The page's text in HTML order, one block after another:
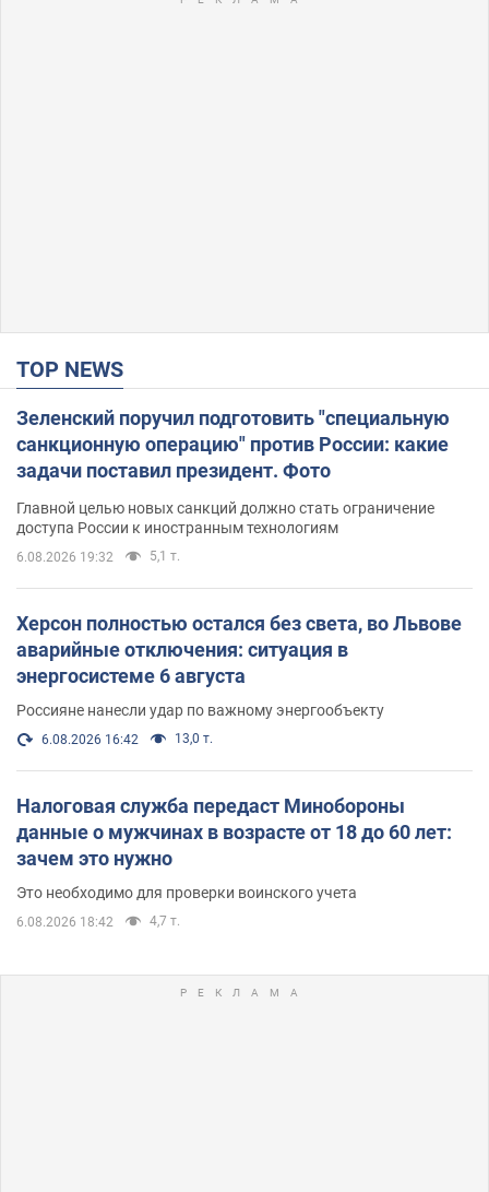
TOP NEWS
Зеленский поручил подготовить "специальную
санкционную операцию" против России: какие
задачи поставил президент. Фото
Главной целью новых санкций должно стать ограничение
доступа России к иностранным технологиям
6.08.2026 19:32 5,1 т.
Херсон полностью остался без света, во Львове
аварийные отключения: ситуация в
энергосистеме 6 августа
Россияне нанесли удар по важному энергообъекту
6.08.2026 16:42 13,0 т.
Налоговая служба передаст Минобороны
данные о мужчинах в возрасте от 18 до 60 лет:
зачем это нужно
Это необходимо для проверки воинского учета
6.08.2026 18:42 4,7 т.